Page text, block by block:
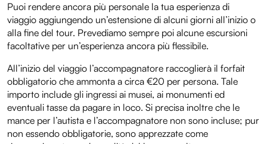
Puoi rendere ancora più personale la tua esperienza di
viaggio aggiungendo un’estensione di alcuni giorni all’inizio o
alla fine del tour. Prevediamo sempre poi alcune escursioni
facoltative per un’esperienza ancora più flessibile.
All’inizio del viaggio l’accompagnatore raccoglierà il forfait
obbligatorio che ammonta a circa €20 per persona. Tale
importo include gli ingressi ai musei, ai monumenti ed
eventuali tasse da pagare in loco. Si precisa inoltre che le
mance per l’autista e l’accompagnatore non sono incluse; pur
non essendo obbligatorie, sono apprezzate come